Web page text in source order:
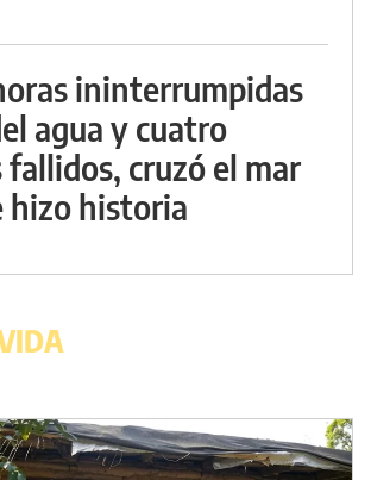
ininterrumpidas
agua y cuatro
cruzó el mar
hizo historia